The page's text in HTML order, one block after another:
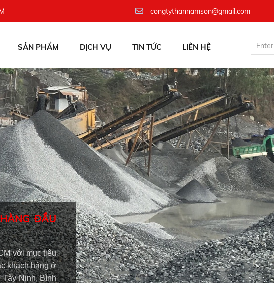
congtythannamson@gmail.com
SẢN PHẨM DỊCH VỤ TIN TỨC LIÊN HỆ
ĐẦU
với mục tiêu
khách hàng ở
Ninh, Bình